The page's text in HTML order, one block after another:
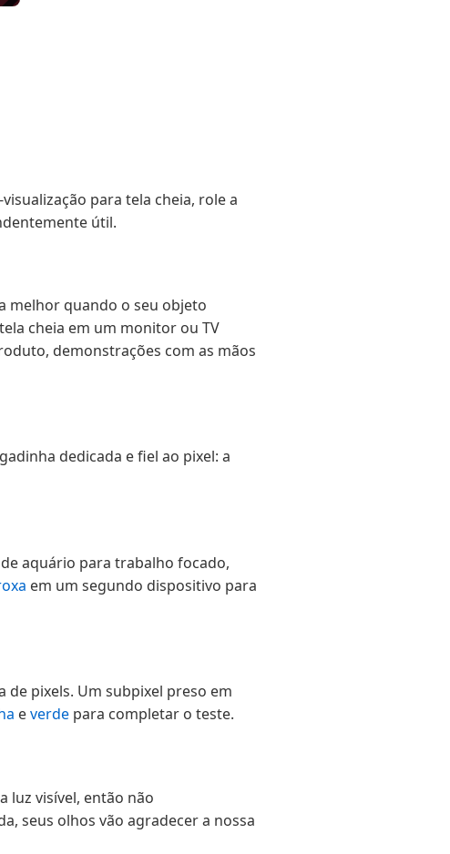
para tela cheia, role a
útil.
melhor quando o seu objeto
cheia em um monitor ou TV
demonstrações com as mãos
dedicada e fiel ao pixel: a
aquário para trabalho focado,
em um segundo dispositivo para
pixels. Um subpixel preso em
everde para completar o teste.
luz visível, então não
seus olhos vão agradecer a nossa